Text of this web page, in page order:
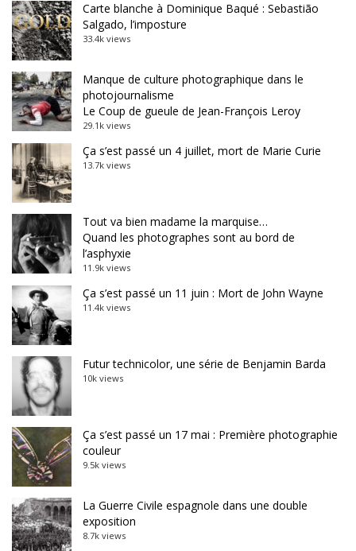
Carte blanche à Dominique Baqué : Sebastião
Salgado, l’imposture
33.4k views
Manque de culture photographique dans le
photojournalisme
Le Coup de gueule de Jean-François Leroy
29.1k views
Ça s’est passé un 4 juillet, mort de Marie Curie
13.7k views
Tout va bien madame la marquise…
Quand les photographes sont au bord de
l’asphyxie
11.9k views
Ça s’est passé un 11 juin : Mort de John Wayne
11.4k views
Futur technicolor, une série de Benjamin Barda
10k views
Ça s’est passé un 17 mai : Première photographie
couleur
9.5k views
La Guerre Civile espagnole dans une double
exposition
8.7k views